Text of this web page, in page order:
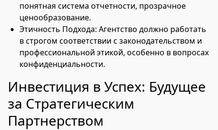
понятная система отчетности, прозрачное
ценообразование.
Этичность Подхода: Агентство должно работать
в строгом соответствии с законодательством и
профессиональной этикой, особенно в вопросах
конфиденциальности.
Инвестиция в Успех: Будущее
за Стратегическим
Партнерством